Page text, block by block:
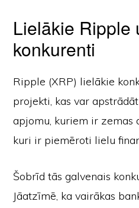
Lielākie Ripple
konkurenti
Ripple (XRP) lielākie
projekti, kas var
apjomu, kuriem ir zemas
kuri ir piemēroti lielu
Šobrīd tās galvenais
Jāatzīmē, ka vairākas